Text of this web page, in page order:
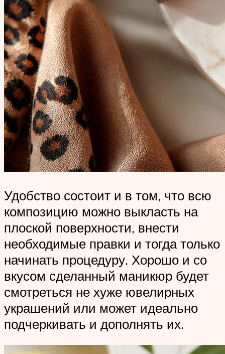
Удобство состоит и в том, что всю
композицию можно выкласть на
плоской поверхности, внести
необходимые правки и тогда только
начинать процедуру. Хорошо и со
вкусом сделанный маникюр будет
смотреться не хуже ювелирных
украшений или может идеально
подчеркивать и дополнять их.